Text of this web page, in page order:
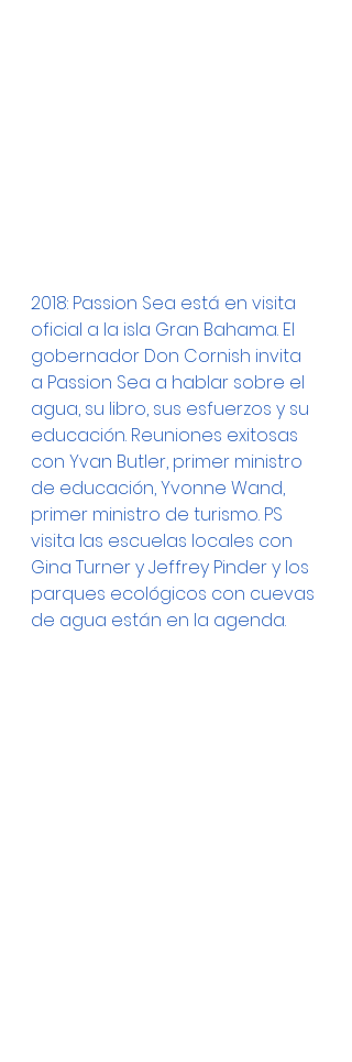
2018: Passion Sea está en visita
oficial a la isla Gran Bahama. El
gobernador Don Cornish invita
a Passion Sea a hablar sobre el
agua, su libro, sus esfuerzos y su
educación. Reuniones exitosas
con Yvan Butler, primer ministro
de educación, Yvonne Wand,
primer ministro de turismo. PS
visita las escuelas locales con
Gina Turner y Jeffrey Pinder y los
parques ecológicos con cuevas
de agua están en la agenda.